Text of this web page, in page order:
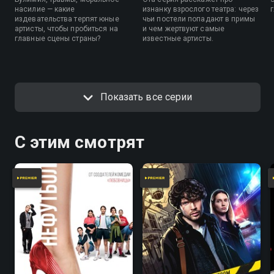
насилие — какие
издевательства терпят юные
артисты, чтобы пробиться на
главные сцены страны?
изнанку взрослого театра: через
чьи постели попадают в примы
и чем жертвуют самые
известные артисты.
Показать все серии
С этим смотрят